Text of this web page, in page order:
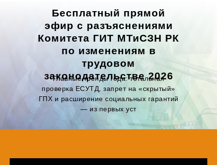
Бесплатный прямой
эфир с разъяснениями
Комитета ГИТ МТиСЗН РК
по изменениям в
трудовом
законодательстве 2026
Главные тренды года: тотальная
проверка ЕСУТД, запрет на «скрытый»
ГПХ и расширение социальных гарантий
— из первых уст